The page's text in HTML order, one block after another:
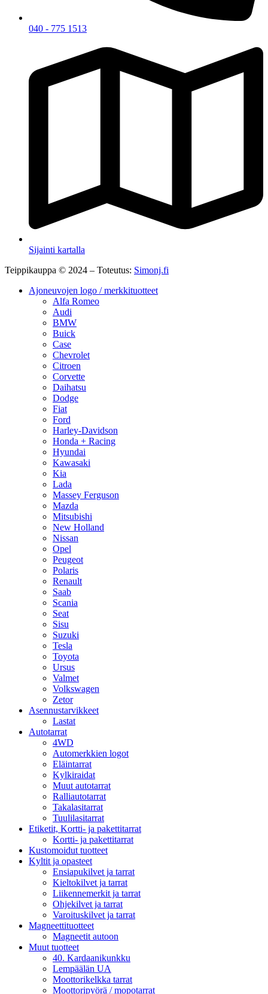
040 - 775 1513
Sijainti kartalla
Teippikauppa © 2024 – Toteutus: Simonj.fi
Ajoneuvojen logo / merkkituotteet
Alfa Romeo
Audi
BMW
Buick
Case
Chevrolet
Citroen
Corvette
Daihatsu
Dodge
Fiat
Ford
Harley-Davidson
Honda + Racing
Hyundai
Kawasaki
Kia
Lada
Massey Ferguson
Mazda
Mitsubishi
New Holland
Nissan
Opel
Peugeot
Polaris
Renault
Saab
Scania
Seat
Sisu
Suzuki
Tesla
Toyota
Ursus
Valmet
Volkswagen
Zetor
Asennustarvikkeet
Lastat
Autotarrat
4WD
Automerkkien logot
Eläintarrat
Kylkiraidat
Muut autotarrat
Ralliautotarrat
Takalasitarrat
Tuulilasitarrat
Etiketit, Kortti- ja pakettitarrat
Kortti- ja pakettitarrat
Kustomoidut tuotteet
Kyltit ja opasteet
Ensiapukilvet ja tarrat
Kieltokilvet ja tarrat
Liikennemerkit ja tarrat
Ohjekilvet ja tarrat
Varoituskilvet ja tarrat
Magneettituotteet
Magneetit autoon
Muut tuotteet
40. Kardaanikunkku
Lempäälän UA
Moottorikelkka tarrat
Moottoripyörä / mopotarrat